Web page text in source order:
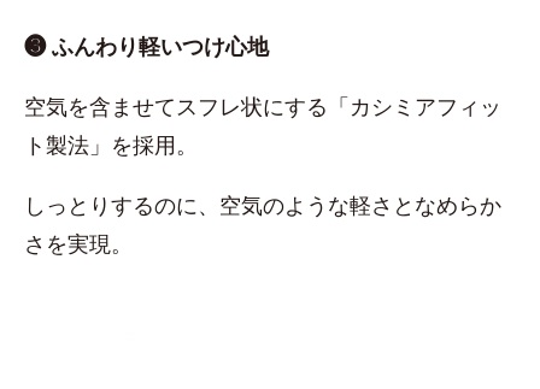
❸ ふんわり軽いつけ心地
空気を含ませてスフレ状にする「カシミアフィッ
ト製法」を採用。
しっとりするのに、空気のような軽さとなめらか
さを実現。